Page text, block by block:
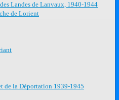
Landes de Lanvaux, 1940-1944
de Lorient
de la Déportation 1939-1945